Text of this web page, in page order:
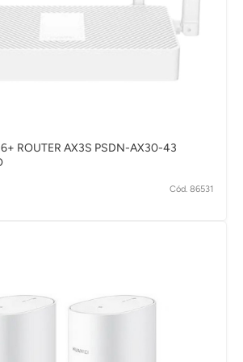
ROUTER AX3S PSDN-AX30-43
Cód. 86531